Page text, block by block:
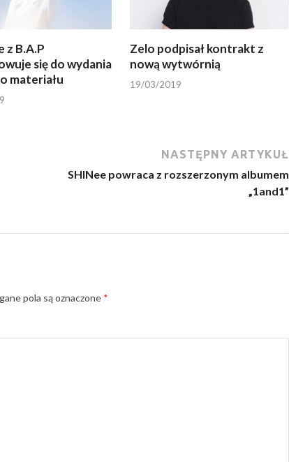
z B.A.P
się do wydania
materiału
Zelo podpisał kontrakt z
nową wytwórnią
19/03/2019
NASTĘPNY ARTYKUŁ
SHINee powraca z rozszerzonym albumem
„1and1”
pola są oznaczone *